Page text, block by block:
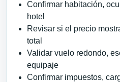
Confirmar habitación,
hotel
Revisar si el precio
total
Validar vuelo redondo,
equipaje
Confirmar impuestos,